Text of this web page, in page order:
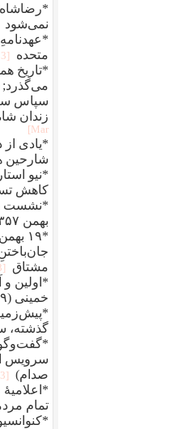
نمی‌شود
متحده
[2023 Apr]
*تاریخ
می‌گذرد;
سپاس
زندان
Mar]
*یادی از
شارحین
کاهش
بهمن ۱۳۵۷
مشتاق
[2023 Feb]
*اولین و
خمینی (۲۹ بهمن ۱۳۵۷)
گذشته،
سرویس
صدام)
[2023 Jan]
تمام